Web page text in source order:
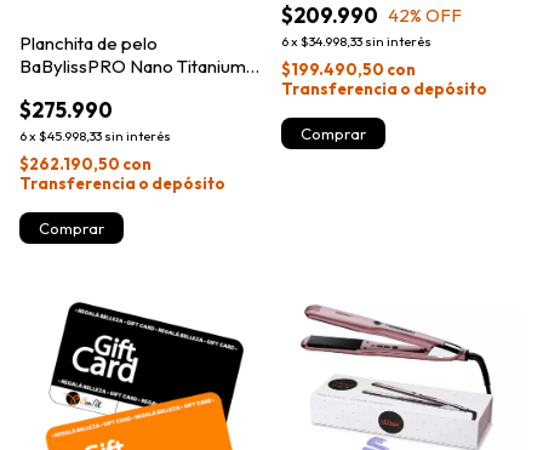
Planchita de pelo
BaBylissPRO Nano Titanium
$275.990
6x $45.998,33 sin interés
$262.190,50 con
Transferencia o depósito
$209.990 42% OFF
6x $34.998,33 sin interés
$199.490,50 con
Transferencia o depósito